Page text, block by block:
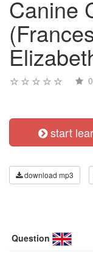
Canine
0
start
download mp3
Question